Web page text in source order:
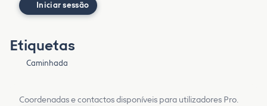
Iniciar sessão
Etiquetas
Caminhada
Coordenadas e contactos disponíveis para utilizadores Pro.